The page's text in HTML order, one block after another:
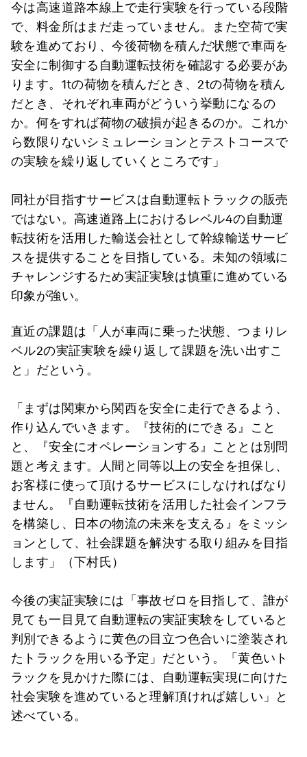
今は高速道路本線上で走行実験を行っている段階
で、料金所はまだ走っていません。また空荷で実
験を進めており、今後荷物を積んだ状態で車両を
安全に制御する自動運転技術を確認する必要があ
ります。1tの荷物を積んだとき、2tの荷物を積ん
だとき、それぞれ車両がどういう挙動になるの
か。何をすれば荷物の破損が起きるのか。これか
ら数限りないシミュレーションとテストコースで
の実験を繰り返していくところです」
同社が目指すサービスは自動運転トラックの販売
ではない。高速道路上におけるレベル4の自動運
転技術を活用した輸送会社として幹線輸送サービ
スを提供することを目指している。未知の領域に
チャレンジするため実証実験は慎重に進めている
印象が強い。
直近の課題は「人が車両に乗った状態、つまりレ
ベル2の実証実験を繰り返して課題を洗い出すこ
と」だという。
「まずは関東から関西を安全に走行できるよう、
作り込んでいきます。『技術的にできる』こと
と、『安全にオペレーションする』こととは別問
題と考えます。人間と同等以上の安全を担保し、
お客様に使って頂けるサービスにしなければなり
ません。『自動運転技術を活用した社会インフラ
を構築し、日本の物流の未来を支える』をミッシ
ョンとして、社会課題を解決する取り組みを目指
します」（下村氏）
今後の実証実験には「事故ゼロを目指して、誰が
見ても一目見て自動運転の実証実験をしていると
判別できるように黄色の目立つ色合いに塗装され
たトラックを用いる予定」だという。「黄色いト
ラックを見かけた際には、自動運転実現に向けた
社会実験を進めていると理解頂ければ嬉しい」と
述べている。